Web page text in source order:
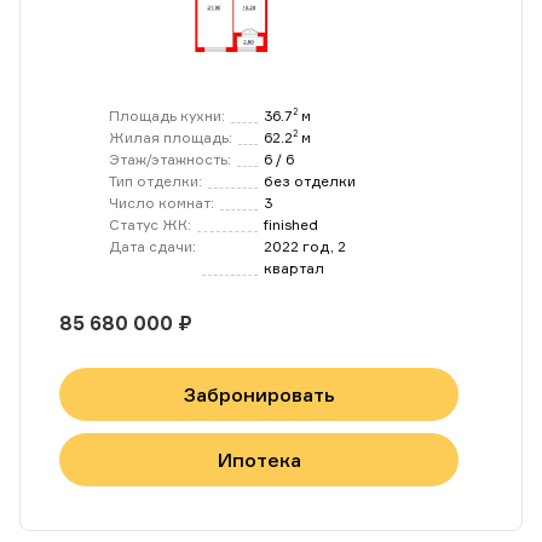
Площадь кухни: 36.72 м
Жилая площадь:
62.22 м
Этаж/этажность:
6 / 6
Тип отделки:
без отделки
Число комнат:
3
Статус ЖК:
finished
Дата сдачи:
2022 год, 2
квартал
85 680 000 ₽
Забронировать
Ипотека